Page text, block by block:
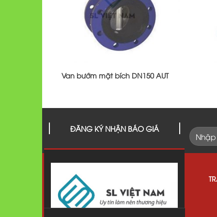
Van bướm mặt bích DN150 AUT
ĐĂNG KÝ NHẬN BÁO GIÁ